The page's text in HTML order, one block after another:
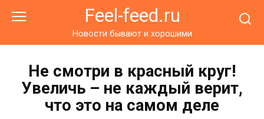
Feel-feed.ru
Новости бывают и хорошими
Не смотри в красный круг!
Увеличь – не каждый верит,
что это на самом деле